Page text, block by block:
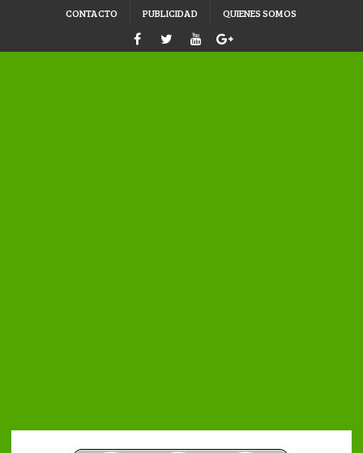
CONTACTO PUBLICIDAD QUIENES SOMOS